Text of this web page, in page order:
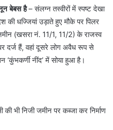
बेबस है– संलग्न तस्वीरों में स्पष्ट देखा
धज्जियां उड़ाते हुए मौके पर पिलर
(खसरा नं. 11/1, 11/2) के राजस्व
दर्ज हैं, वहां दूसरे लोग अवैध रूप से
‘कुंभकर्णी नींद’ में सोया हुआ है।
की भी निजी जमीन पर कब्जा कर निर्माण